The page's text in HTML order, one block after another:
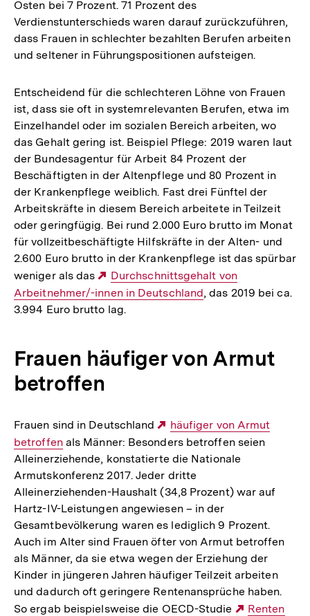
Osten bei 7 Prozent. 71 Prozent des
Verdienstunterschieds waren darauf zurückzuführen,
dass Frauen in schlechter bezahlten Berufen arbeiten
und seltener in Führungspositionen aufsteigen.
Entscheidend für die schlechteren Löhne von Frauen
ist, dass sie oft in systemrelevanten Berufen, etwa im
Einzelhandel oder im sozialen Bereich arbeiten, wo
das Gehalt gering ist. Beispiel Pflege: 2019 waren laut
der Bundesagentur für Arbeit 84 Prozent der
Beschäftigten in der Altenpflege und 80 Prozent in
der Krankenpflege weiblich. Fast drei Fünftel der
Arbeitskräfte in diesem Bereich arbeitete in Teilzeit
oder geringfügig. Bei rund 2.000 Euro brutto im Monat
für vollzeitbeschäftigte Hilfskräfte in der Alten- und
2.600 Euro brutto in der Krankenpflege ist das spürbar
weniger als das
Externer
Link:
Durchschnittsgehalt von
Arbeitnehmer/-innen in Deutschland, das 2019 bei ca.
3.994 Euro brutto lag.
Frauen häufiger von Armut
betroffen
Frauen sind in Deutschland
Externer
Link:
häufiger von Armut
betroffenals Männer: Besonders betroffen seien
Alleinerziehende, konstatierte die Nationale
Armutskonferenz 2017. Jeder dritte
Alleinerziehenden-Haushalt (34,8 Prozent) war auf
Hartz-IV-Leistungen angewiesen – in der
Gesamtbevölkerung waren es lediglich 9 Prozent.
Auch im Alter sind Frauen öfter von Armut betroffen
als Männer, da sie etwa wegen der Erziehung der
Kinder in jüngeren Jahren häufiger Teilzeit arbeiten
und dadurch oft geringere Rentenansprüche haben.
So ergab beispielsweise die OECD-Studie
Externer
Renten